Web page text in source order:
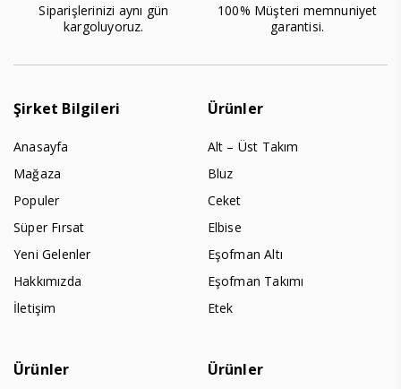
Siparişlerinizi aynı gün
kargoluyoruz.
100% Müşteri memnuniyet
garantisi.
Şirket Bilgileri
Anasayfa
Mağaza
Populer
Süper Fırsat
Yeni Gelenler
Hakkımızda
İletişim
Ürünler
Alt – Üst Takım
Bluz
Ceket
Elbise
Eşofman Altı
Eşofman Takımı
Etek
Ürünler Ürünler